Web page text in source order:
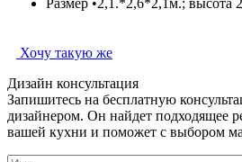
Размер •2,1.*2,6*2,1м.; высота
Хочу такую же
Дизайн консультация
Запишитесь на бесплатную
дизайнером. Он найдет подходящее
вашей кухни и поможет с выбором